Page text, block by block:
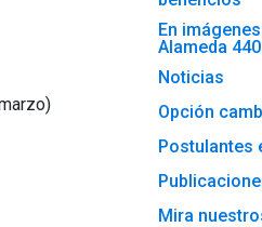
En
Alameda 440
Noticias
Opción
Postulantes
Mira